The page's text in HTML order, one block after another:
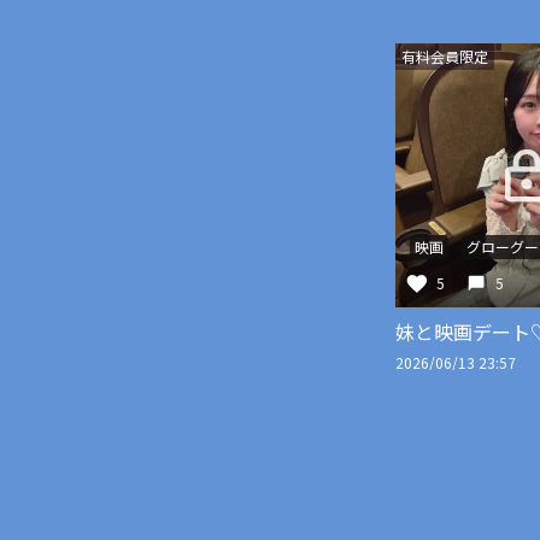
有料会員限定
映画
グローグー
5
5
妹と映画デー
2026/06/13 23:57